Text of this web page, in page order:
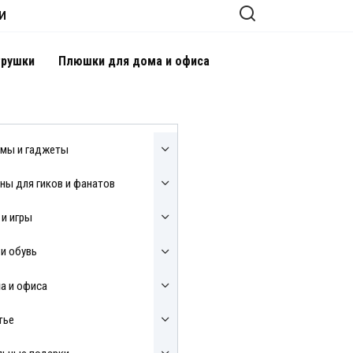
Плюшки для дома и офиса
и гаджеты
для гиков и фанатов
игры
обувь
и офиса